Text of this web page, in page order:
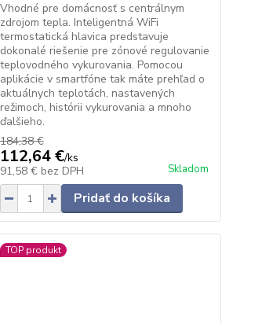
Vhodné pre domácnosť s centrálnym
zdrojom tepla. Inteligentná WiFi
termostatická hlavica predstavuje
dokonalé riešenie pre zónové regulovanie
teplovodného vykurovania. Pomocou
aplikácie v smartfóne tak máte prehľad o
aktuálnych teplotách, nastavených
režimoch, histórii vykurovania a mnoho
ďalšieho.
184,38 €
112,64 €/ks
91,58 € bez DPH Skladom
Pridať do košíka
TOP produkt